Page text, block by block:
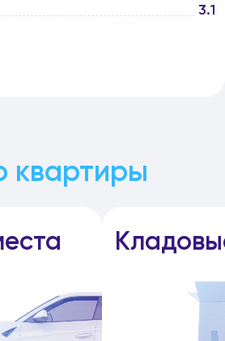
3.1
квартиры